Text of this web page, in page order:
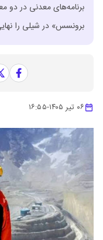
برنامه‌های معدنی در دو
برونسس» در شیلی را
۰۶ تیر ۱۴۰۵ -۱۶:۵۵